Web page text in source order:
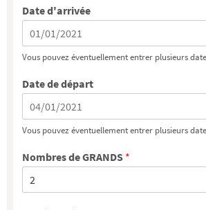
Date d'arrivée
Vous pouvez éventuellement entrer plusieurs
Date de départ
Vous pouvez éventuellement entrer plusieurs
Nombres de GRANDS *